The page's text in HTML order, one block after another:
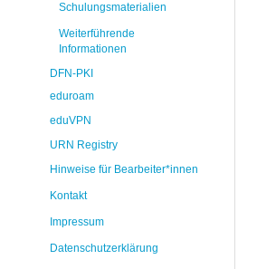
Schulungsmaterialien
Weiterführende
Informationen
DFN-PKI
eduroam
eduVPN
URN Registry
Hinweise für Bearbeiter*innen
Kontakt
Impressum
Datenschutzerklärung